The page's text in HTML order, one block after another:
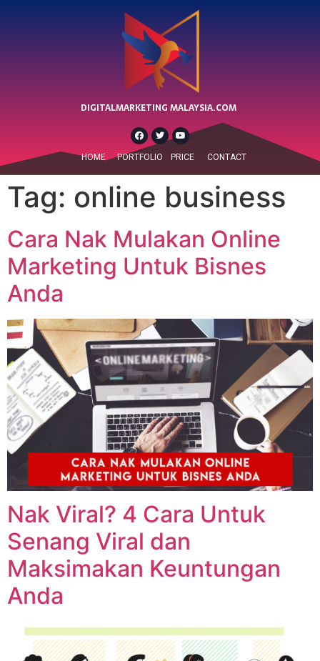
DIGITALMARKETING MALAYSIA.COM
HOME PORTFOLIO PRICE CONTACT
Tag: online business
Cara Nak Mulakan Online
Marketing Untuk Bisnes
Anda
Nak Viral? 4 Cara Untuk
Senang Viral dan
Maksimakan Keuntungan
Anda